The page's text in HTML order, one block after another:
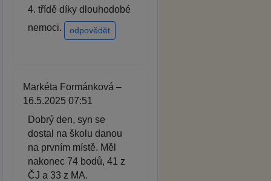
4. třídě díky dlouhodobé
nemoci.
odpovědět
Markéta Formánková –
16.5.2025 07:51
Dobrý den, syn se
dostal na školu danou
na prvním místě. Měl
nakonec 74 bodů, 41 z
ČJ a 33 z MA.